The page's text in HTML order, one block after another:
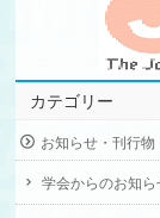
カテゴリー
お知らせ・刊行物
学会からのお知ら